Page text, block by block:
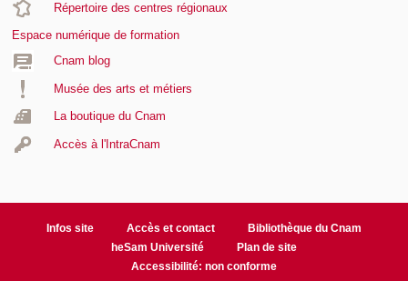
Répertoire des centres régionaux
Espace numérique de formation
Cnam blog
Musée des arts et métiers
La boutique du Cnam
Accès à l'IntraCnam
Infos site Accès et contact
Bibliothèque du Cnam
heSam Université
Plan de site
Accessibilité: non conforme